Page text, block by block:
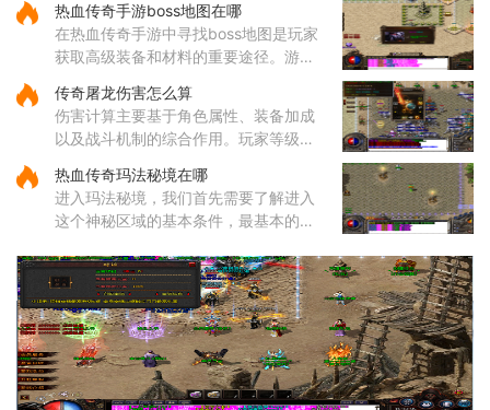
地是经验丰富的玩家经常光顾的场所，
这些地方的怪物刷新频率较高
热血传奇手游boss地图在哪
在热血传奇手游中寻找boss地图是玩家
获取高级装备和材料的重要途径。游戏
要包括矿洞、沃玛寺庙、祖玛寺庙、石
墓等地。矿洞分为不同层次，每层
传奇屠龙伤害怎么算
伤害计算主要基于角色属性、装备加成
以及战斗机制的综合作用。玩家等级和
础攻击力和技能伤害，提升等级和增加
主属性点是提高伤害的基础途
热血传奇玛法秘境在哪
进入玛法秘境，我们首先需要了解进入
这个神秘区域的基本条件，最基本的就
这个等级是连门都找不到的。除了等级
要求，还有一个特别重要的东